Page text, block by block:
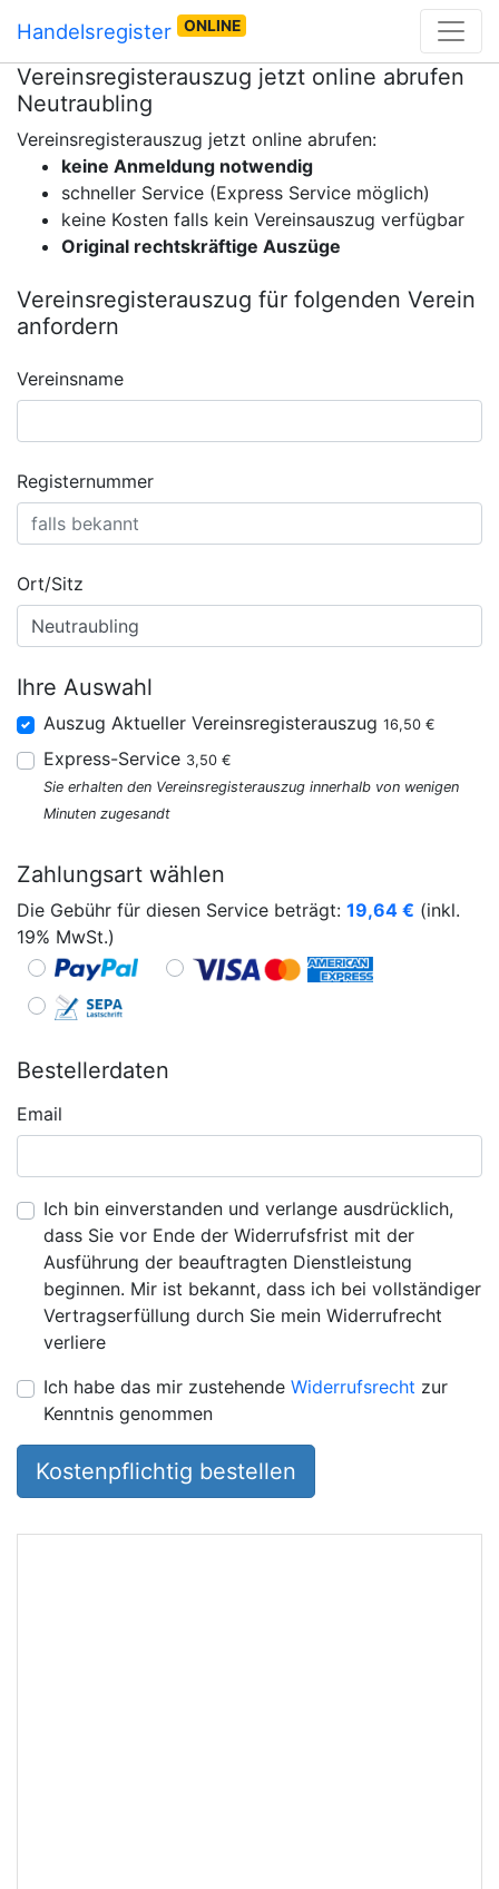
Handelsregister ONLINE
Vereinsregisterauszug jetzt online abrufen
Neutraubling
Vereinsregisterauszug jetzt online abrufen:
keine Anmeldung notwendig
schneller Service (Express Service möglich)
keine Kosten falls kein Vereinsauszug verfügbar
Original rechtskräftige Auszüge
Vereinsregisterauszug für folgenden Verein
anfordern
Vereinsname
Registernummer
Ort/Sitz
Ihre Auswahl
Auszug Aktueller Vereinsregisterauszug 16,50 €
Express-Service 3,50 €
Sie erhalten den Vereinsregisterauszug innerhalb von wenigen
Minuten zugesandt
Zahlungsart wählen
Die Gebühr für diesen Service beträgt: 19,64 € (inkl.
19% MwSt.)
Bestellerdaten
Email
Ich bin einverstanden und verlange ausdrücklich,
dass Sie vor Ende der Widerrufsfrist mit der
Ausführung der beauftragten Dienstleistung
beginnen. Mir ist bekannt, dass ich bei vollständiger
Vertragserfüllung durch Sie mein Widerrufrecht
verliere
Ich habe das mir zustehende Widerrufsrecht zur
Kenntnis genommen
Kostenpflichtig bestellen